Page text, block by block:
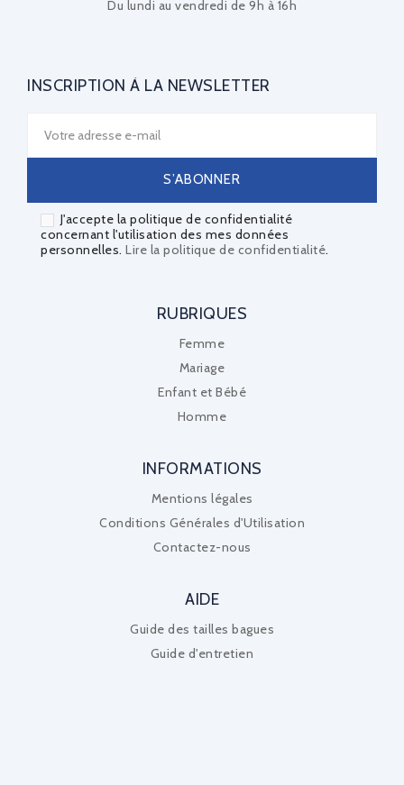
Du lundi au vendredi de 9h à 16h
INSCRIPTION À LA NEWSLETTER
J'accepte la politique de confidentialité
concernant l'utilisation des mes données
personnelles. Lire la politique de confidentialité.
RUBRIQUES
Femme
Mariage
Enfant et Bébé
Homme
INFORMATIONS
Mentions légales
Conditions Générales d'Utilisation
Contactez-nous
AIDE
Guide des tailles bagues
Guide d'entretien